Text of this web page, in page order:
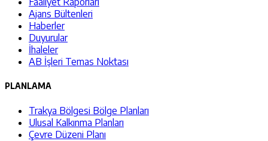
Ajans Bültenleri
Haberler
Duyurular
İhaleler
AB İşleri Temas Noktası
PLANLAMA
Trakya Bölgesi Bölge Planları
Ulusal Kalkınma Planları
Çevre Düzeni Planı